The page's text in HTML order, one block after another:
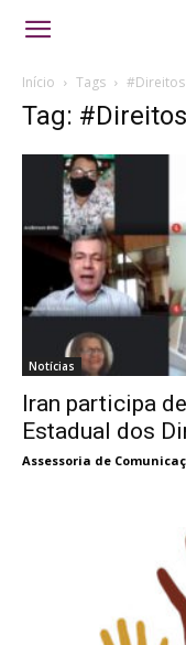
Início Tags #Direitos
Tag:
Notícias
Iran participa
Estadual dos
Assessoria de